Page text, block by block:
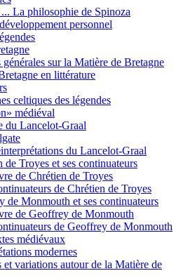
La philosophie de Spinoza
personnel
sur la Matière de Bretagne
en littérature
celtiques des légendes
médiéval
du Lancelot-Graal
du Lancelot-Graal
de Troyes et ses continuateurs
de Chrétien de Troyes
de Chrétien de Troyes
de Monmouth et ses continuateurs
de Geoffrey de Monmouth
de Geoffrey de Monmouth
médiévaux
modernes
et variations autour de la Matière de